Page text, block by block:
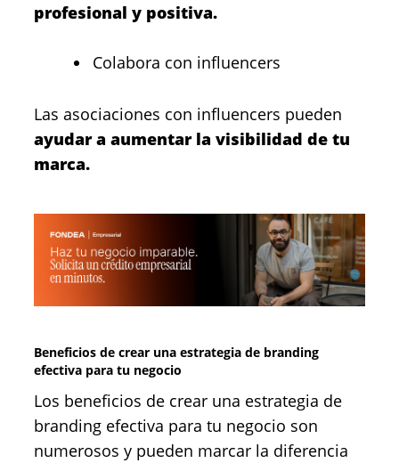
profesional y positiva.
Colabora con influencers
Las asociaciones con influencers pueden
ayudar a aumentar la visibilidad de tu
marca.
Beneficios de crear una estrategia de branding
efectiva para tu negocio
Los beneficios de crear una estrategia de
branding efectiva para tu negocio son
numerosos y pueden marcar la diferencia